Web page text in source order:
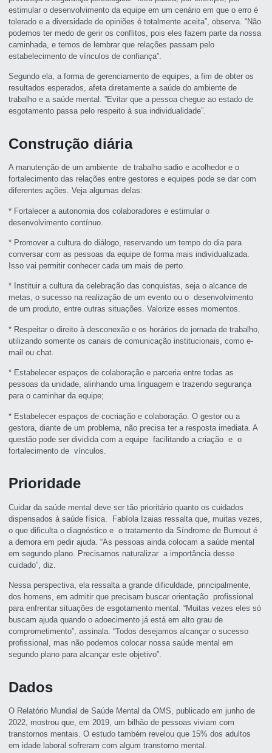
estimular o desenvolvimento da equipe em um cenário em que o erro é
tolerado e a diversidade de opiniões é totalmente aceita”, observa. “Não
podemos ter medo de gerir os conflitos, pois eles fazem parte da nossa
caminhada, e temos de lembrar que relações passam pelo
estabelecimento de vínculos de confiança”.
Segundo ela, a forma de gerenciamento de equipes, a fim de obter os
resultados esperados, afeta diretamente a saúde do ambiente de
trabalho e a saúde mental. ”Evitar que a pessoa chegue ao estado de
esgotamento passa pelo respeito à sua individualidade”.
Construção diária
A manutenção de um ambiente de trabalho sadio e acolhedor e o
fortalecimento das relações entre gestores e equipes pode se dar com
diferentes ações. Veja algumas delas:
* Fortalecer a autonomia dos colaboradores e estimular o
desenvolvimento contínuo.
* Promover a cultura do diálogo, reservando um tempo do dia para
conversar com as pessoas da equipe de forma mais individualizada.
Isso vai permitir conhecer cada um mais de perto.
* Instituir a cultura da celebração das conquistas, seja o alcance de
metas, o sucesso na realização de um evento ou o desenvolvimento
de um produto, entre outras situações. Valorize esses momentos.
* Respeitar o direito à desconexão e os horários de jornada de trabalho,
utilizando somente os canais de comunicação institucionais, como e-
mail ou chat.
* Estabelecer espaços de colaboração e parceria entre todas as
pessoas da unidade, alinhando uma linguagem e trazendo segurança
para o caminhar da equipe;
* Estabelecer espaços de cocriação e colaboração. O gestor ou a
gestora, diante de um problema, não precisa ter a resposta imediata. A
questão pode ser dividida com a equipe facilitando a criação e o
fortalecimento de vínculos.
Prioridade
Cuidar da saúde mental deve ser tão prioritário quanto os cuidados
dispensados à saúde física. Fabíola Izaias ressalta que, muitas vezes,
o que dificulta o diagnóstico e o tratamento da Síndrome de Burnout é
a demora em pedir ajuda. “As pessoas ainda colocam a saúde mental
em segundo plano. Precisamos naturalizar a importância desse
cuidado”, diz.
Nessa perspectiva, ela ressalta a grande dificuldade, principalmente,
dos homens, em admitir que precisam buscar orientação profissional
para enfrentar situações de esgotamento mental. “Muitas vezes eles só
buscam ajuda quando o adoecimento já está em alto grau de
comprometimento”, assinala. “Todos desejamos alcançar o sucesso
profissional, mas não podemos colocar nossa saúde mental em
segundo plano para alcançar este objetivo”.
Dados
O Relatório Mundial de Saúde Mental da OMS, publicado em junho de
2022, mostrou que, em 2019, um bilhão de pessoas viviam com
transtornos mentais. O estudo também revelou que 15% dos adultos
em idade laboral sofreram com algum transtorno mental.